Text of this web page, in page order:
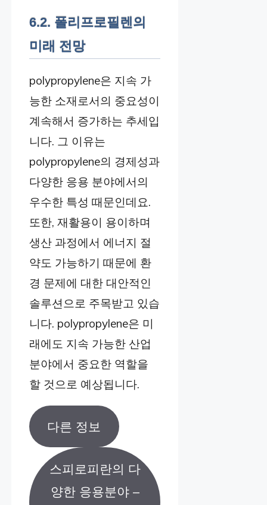
6.2. 폴리프로필렌의
미래 전망
polypropylene은 지속 가
능한 소재로서의 중요성이
계속해서 증가하는 추세입
니다. 그 이유는
polypropylene의 경제성과
다양한 응용 분야에서의
우수한 특성 때문인데요.
또한, 재활용이 용이하며
생산 과정에서 에너지 절
약도 가능하기 때문에 환
경 문제에 대한 대안적인
솔루션으로 주목받고 있습
니다. polypropylene은 미
래에도 지속 가능한 산업
분야에서 중요한 역할을
할 것으로 예상됩니다.
다른 정보
스피로피란의 다
양한 응용분야 –